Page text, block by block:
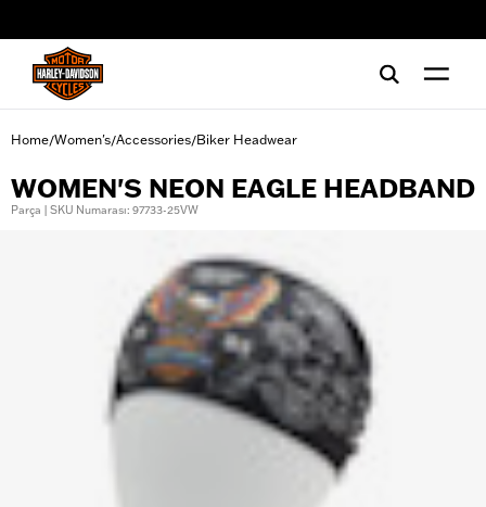
Home/Women's/Accessories/Biker Headwear
WOMEN'S NEON EAGLE HEADBAND
Parça | SKU Numarası: 97733-25VW